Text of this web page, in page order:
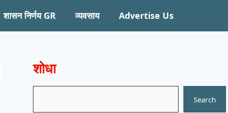
शासन निर्णय GR व्यवसाय Advertise Us
शोधा
Search